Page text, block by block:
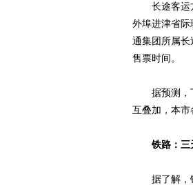
长途客运方
外埠进津省
通集团所属
售票时间。
据预测，下
互叠加，本市
铁路：三
据了解，铁